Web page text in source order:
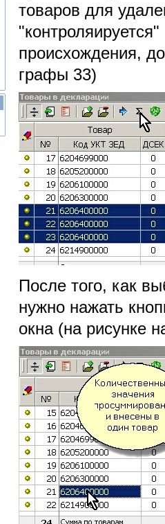
товаров для
происхождения,
графы 33)
После того, как
нужно нажать
окна (на рисунке